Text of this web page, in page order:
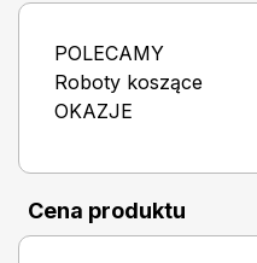
POLECAMY
Roboty koszące
OKAZJE
Cena produktu